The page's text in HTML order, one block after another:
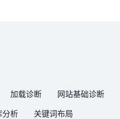
加载诊断
网站基础诊断
分析
关键词布局